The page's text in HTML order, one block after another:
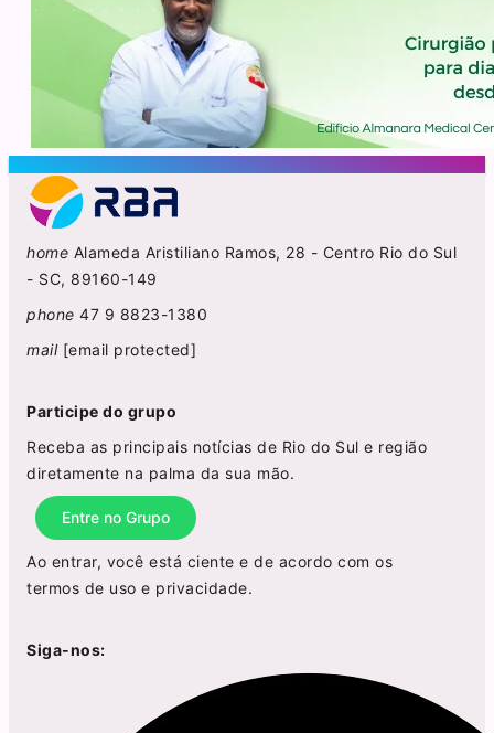
home Alameda Aristiliano Ramos, 28 - Centro Rio do Sul
- SC, 89160-149
phone 47 9 8823-1380
mail [email protected]
Participe do grupo
Receba as principais notícias de Rio do Sul e região
diretamente na palma da sua mão.
Entre no Grupo
Ao entrar, você está ciente e de acordo com os
termos de uso e privacidade.
Siga-nos: